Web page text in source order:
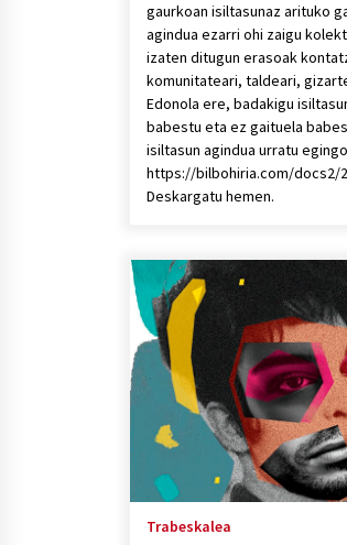
gaurkoan isiltasunaz arituko
agindua ezarri ohi zaigu
izaten ditugun erasoak
komunitateari, taldeari,
Edonola ere, badakigu
babestu eta ez gaituela
isiltasun agindua urratu
https://bilbohiria.com/docs2/
Deskargatu hemen.
Trabeskalea